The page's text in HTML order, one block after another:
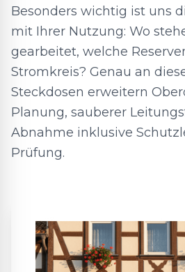
Besonders wichtig ist uns
mit Ihrer Nutzung: Wo
gearbeitet, welche
Stromkreis? Genau an
Steckdosen erweitern
Planung, sauberer
Abnahme inklusive
Prüfung.